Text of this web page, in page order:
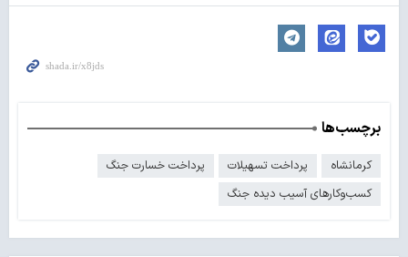
برچسب‌ها
کرمانشاه پرداخت تسهیلات
پرداخت خسارت جنگ
کسب‌وکارهای آسیب دیده جنگ